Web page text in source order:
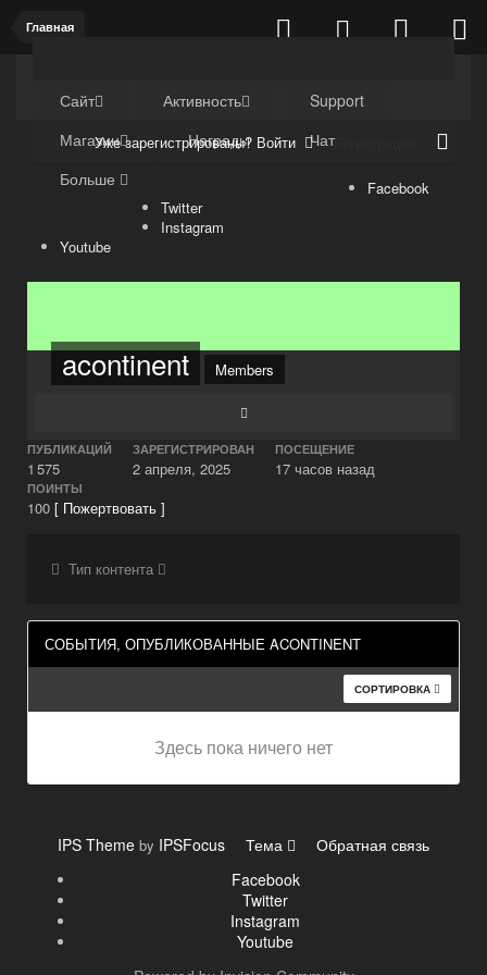
Главная
Сайт Активность
Support
Магазин
Награды
Чат
Больше
Уже зарегистрированы? Войти Регистрация
Facebook
Twitter
Instagram
Youtube
acontinent Members
ПУБЛИКАЦИЙ
1 575
ЗАРЕГИСТРИРОВАН
2 апреля, 2025
ПОСЕЩЕНИЕ
17 часов назад
ПОИНТЫ
100 [ Пожертвовать ]
Тип контента
СОБЫТИЯ, ОПУБЛИКОВАННЫЕ ACONTINENT
СОРТИРОВКА
Здесь пока ничего нет
IPS Theme by IPSFocus Тема
Обратная связь
Facebook
Twitter
Instagram
Youtube